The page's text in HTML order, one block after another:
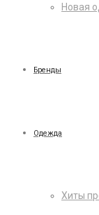
Новая
Бренды
Одежда
Хиты